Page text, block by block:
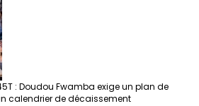
: Doudou Fwamba exige un plan de
calendrier de décaissement